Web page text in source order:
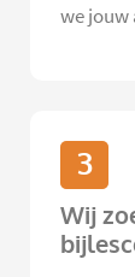
we jouw
3
Wij